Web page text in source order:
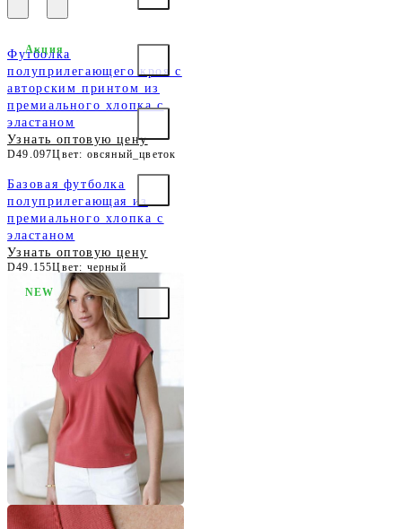
Футболка
полуприлегающего кроя с
авторским принтом из
премиального хлопка с
эластаном
Узнать оптовую цену
D49.097Цвет: овсяный_цветок
Акция
Базовая футболка
полуприлегающая из
премиального хлопка с
эластаном
Узнать оптовую цену
D49.155Цвет: черный
NEW